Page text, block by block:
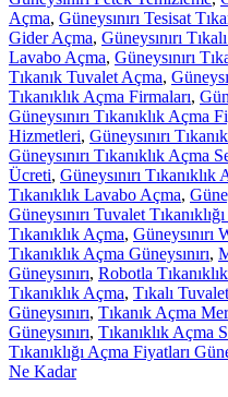
Açma, Güneysınırı Tesisat
Gider Açma, Güneysınırı
Lavabo Açma, Güneysınırı
Tıkanık Tuvalet Açma,
Tıkanıklık Açma Firmaları,
Güneysınırı Tıkanıklık Açma
Hizmetleri, Güneysınırı
Güneysınırı Tıkanıklık Açma
Ücreti, Güneysınırı Tıkanıklık
Tıkanıklık Lavabo Açma,
Güneysınırı Tuvalet
Tıkanıklık Açma, Güneysınırı
Tıkanıklık Açma Güneysınırı,
Güneysınırı, Robotla
Tıkanıklık Açma, Tıkalı
Güneysınırı, Tıkanık Açma
Güneysınırı, Tıkanıklık Açma
Tıkanıklığı Açma Fiyatları
Ne Kadar